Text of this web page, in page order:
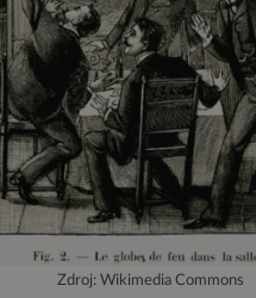
Zdroj: Wikimedia Commons